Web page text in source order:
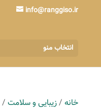
info@ranggiso.ir
انتخاب منو
خانه/زیبایی و سلامت/